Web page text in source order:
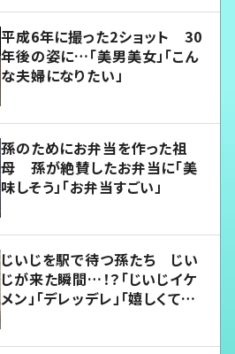
平成6年に撮った2ショット 30
年後の姿に…「美男美女」「こん
な夫婦になりたい」
孫のためにお弁当を作った祖
母 孫が絶賛したお弁当に「美
味しそう」「お弁当すごい」
じいじを駅で待つ孫たち じい
じが来た瞬間…！？「じいじイケ
メン」「デレッデレ」「嬉しくて可